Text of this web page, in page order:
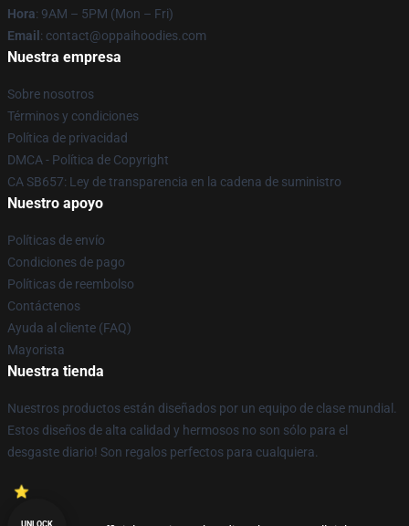
Hora: 9AM – 5PM (Mon – Fri)
Email : contact@oppaihoodies.com
Nuestra empresa
Sobre nosotros
Términos y condiciones
Política de privacidad
DMCA - Política de Copyright
CA SB657: Ley de transparencia en la cadena de suministro
Nuestro apoyo
Políticas de envío
Condiciones de pago
Políticas de reembolso
Contáctenos
Ayuda al cliente (FAQ)
Mayorista
Nuestra tienda
Nuestros productos están diseñados por un equipo de clase mundial.
Estos diseños de alta calidad y hermosos no son sólo para el
desgaste diario! Son regalos perfectos para cualquiera.
UNLOCK